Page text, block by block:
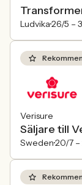
Ludvika26/5 –
Verisure
Säljare till
Sweden20/7 –